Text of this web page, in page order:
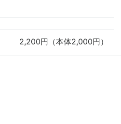
2,200円（本体2,000円）